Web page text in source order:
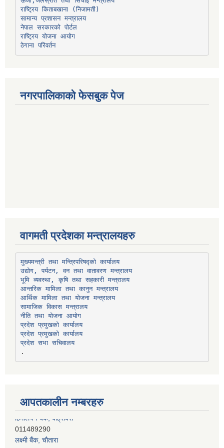
सामान्य प्रशासन मन्त्रालय
नेपाल सरकारको पोर्टल
राष्ट्रिय योजना आयोग
ठेगाना परिवर्तन
नगरपालिकाको फेसबुक पेज
वागमती प्रदेशका मन्त्रालयहरु
मुख्यमन्त्री तथा मन्त्रिपरिषद्को कार्यालय
उद्योग, पर्यटन, वन तथा वातावरण मन्त्रालय
भूमि व्यवस्था, कृषि तथा सहकारी मन्त्रालय
आन्तरिक मामिला तथा कानुन मन्त्रालय
आर्थिक मामिला तथा योजना मन्त्रालय
सामाजिक विकास मन्त्रालय
नीति तथा योजना आयोग
प्रदेश प्रमुखको कार्यालय
प्रदेश प्रमुखको कार्यालय
प्रदेश सभा सचिवालय
आपतकालीन नम्बरहरु
लक्ष्मी बैंक, चाैतारा
011620404